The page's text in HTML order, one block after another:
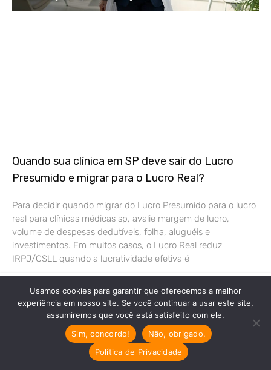
Quando sua clínica em SP deve sair do Lucro
Presumido e migrar para o Lucro Real?
Para decidir quando migrar do Lucro Presumido para o lucro
real para clínicas médicas sp, avalie margem de lucro,
volume de despesas dedutíveis, folha, aluguéis e
investimentos. Em muitos casos, o Lucro Real reduz
IRPJ/CSLL quando a lucratividade efetiva é
Recomendado só para você
Como abrir empresa médica: Guia
completo para sua clínica 2026
Descubra o passo a passo essencial
para abrir sua empresa…
Usamos cookies para garantir que oferecemos a melhor
experiência em nosso site. Se você continuar a usar este site,
assumiremos que você está satisfeito com ele.
Sim, concordo!
Não, obrigado.
Política de Privacidade